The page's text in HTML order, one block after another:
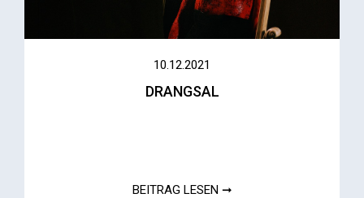
10.12.2021
DRANGSAL
BEITRAG LESEN ➞